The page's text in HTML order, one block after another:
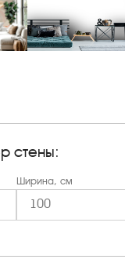
стены:
Ширина, см